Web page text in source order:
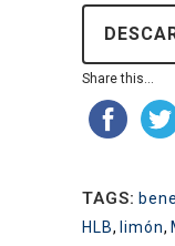
Share this...
TAGS:
HLB, limón,